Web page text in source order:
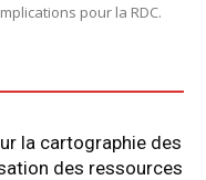
pour la RDC.
la cartographie des
des ressources